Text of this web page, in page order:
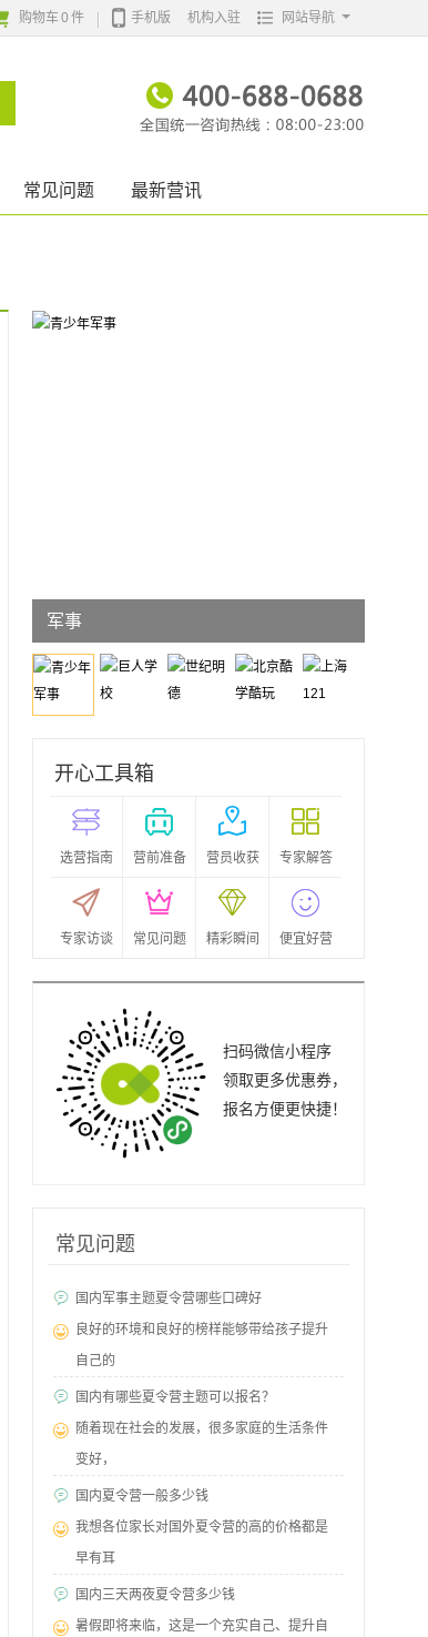
购物车0 件 手机版 机构入驻 网站导航
常见问题 最新营讯
军事
开心工具箱
选营指南 营前准备 营员收获 专家解答
专家访谈 常见问题 精彩瞬间 便宜好营
扫码微信小程序
领取更多优惠券，
报名方便更快捷！
常见问题
国内军事主题夏令营哪些口碑好
良好的环境和良好的榜样能够带给孩子提升
自己的
国内有哪些夏令营主题可以报名？
随着现在社会的发展，很多家庭的生活条件
变好，
国内夏令营一般多少钱
我想各位家长对国外夏令营的高的价格都是
早有耳
国内三天两夜夏令营多少钱
暑假即将来临，这是一个充实自己、提升自